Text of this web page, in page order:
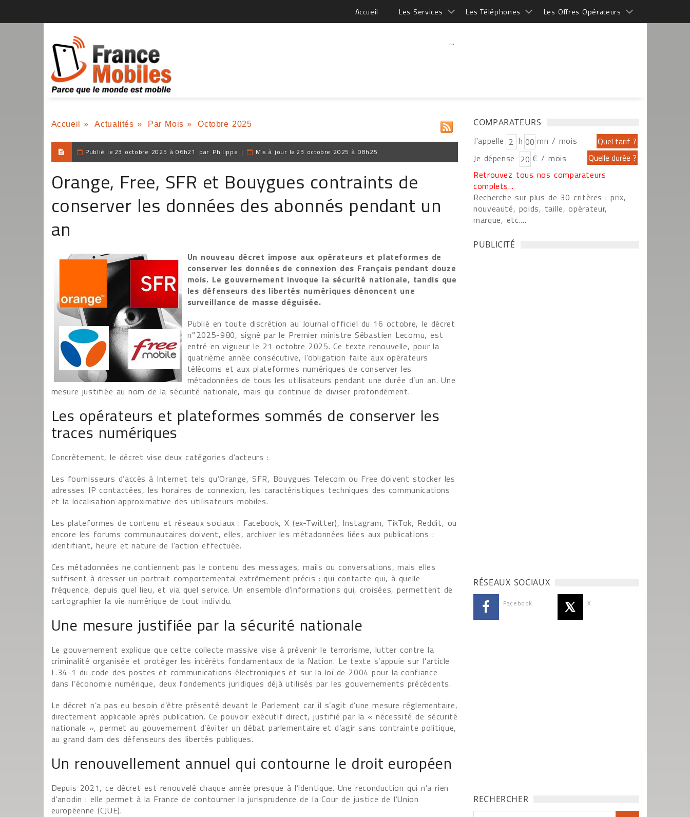
Accueil Les Services Les Téléphones Les Offres Opérateurs
...
Accueil » Actualités » Par Mois » Octobre 2025
Publié le 23 octobre 2025 à 06h21 par Philippe | Mis à jour le 23 octobre 2025 à 08h25
Orange, Free, SFR et Bouygues contraints de
conserver les données des abonnés pendant un
an
Un nouveau décret impose aux opérateurs et plateformes de
conserver les données de connexion des Français pendant douze
mois. Le gouvernement invoque la sécurité nationale, tandis que
les défenseurs des libertés numériques dénoncent une
surveillance de masse déguisée.
Publié en toute discrétion au Journal officiel du 16 octobre, le décret
n°2025-980, signé par le Premier ministre Sébastien Lecornu, est
entré en vigueur le 21 octobre 2025. Ce texte renouvelle, pour la
quatrième année consécutive, l’obligation faite aux opérateurs
télécoms et aux plateformes numériques de conserver les
métadonnées de tous les utilisateurs pendant une durée d’un an. Une
mesure justifiée au nom de la sécurité nationale, mais qui continue de diviser profondément.
Les opérateurs et plateformes sommés de conserver les
traces numériques
Concrètement, le décret vise deux catégories d’acteurs :
Les fournisseurs d’accès à Internet tels qu’Orange, SFR, Bouygues Telecom ou Free doivent stocker les
adresses IP contactées, les horaires de connexion, les caractéristiques techniques des communications
et la localisation approximative des utilisateurs mobiles.
Les plateformes de contenu et réseaux sociaux : Facebook, X (ex-Twitter), Instagram, TikTok, Reddit, ou
encore les forums communautaires doivent, elles, archiver les métadonnées liées aux publications :
identifiant, heure et nature de l’action effectuée.
Ces métadonnées ne contiennent pas le contenu des messages, mails ou conversations, mais elles
suffisent à dresser un portrait comportemental extrêmement précis : qui contacte qui, à quelle
fréquence, depuis quel lieu, et via quel service. Un ensemble d’informations qui, croisées, permettent de
cartographier la vie numérique de tout individu.
Une mesure justifiée par la sécurité nationale
Le gouvernement explique que cette collecte massive vise à prévenir le terrorisme, lutter contre la
criminalité organisée et protéger les intérêts fondamentaux de la Nation. Le texte s’appuie sur l’article
L.34-1 du code des postes et communications électroniques et sur la loi de 2004 pour la confiance
dans l’économie numérique, deux fondements juridiques déjà utilisés par les gouvernements précédents.
Le décret n’a pas eu besoin d’être présenté devant le Parlement car il s’agit d’une mesure réglementaire,
directement applicable après publication. Ce pouvoir exécutif direct, justifié par la « nécessité de sécurité
nationale », permet au gouvernement d’éviter un débat parlementaire et d’agir sans contrainte politique,
au grand dam des défenseurs des libertés publiques.
Un renouvellement annuel qui contourne le droit européen
Depuis 2021, ce décret est renouvelé chaque année presque à l’identique. Une reconduction qui n’a rien
d’anodin : elle permet à la France de contourner la jurisprudence de la Cour de justice de l’Union
européenne (CJUE).
COMPARATEURS
J'appelle h
mn / mois
Je dépense
€ / mois
Retrouvez tous nos comparateurs
complets...
Recherche sur plus de 30 critères : prix,
nouveauté, poids, taille, opérateur,
marque, etc....
PUBLICITÉ
RÉSEAUX SOCIAUX
Facebook X
RECHERCHER